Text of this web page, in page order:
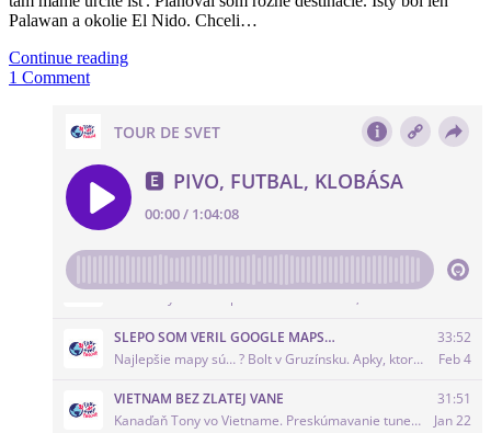
Palawan a okolie El Nido. Chceli…
Continue reading
1 Comment